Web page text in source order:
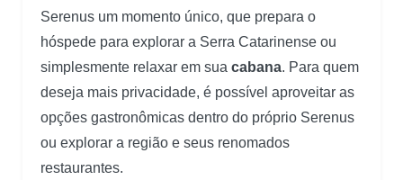
Serenus um momento único, que prepara o
hóspede para explorar a Serra Catarinense ou
simplesmente relaxar em sua cabana. Para quem
deseja mais privacidade, é possível aproveitar as
opções gastronômicas dentro do próprio Serenus
ou explorar a região e seus renomados
restaurantes.